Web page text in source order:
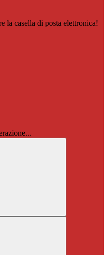
la casella di posta elettronica!